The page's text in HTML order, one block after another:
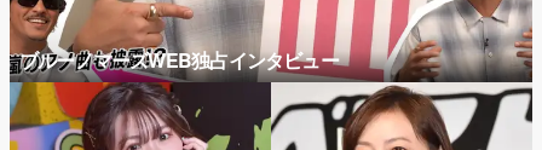
ブルーノマーズWEB独占インタビュー